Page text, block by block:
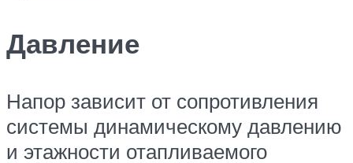
Давление
Напор зависит от сопротивления
системы динамическому давлению
и этажности отапливаемого